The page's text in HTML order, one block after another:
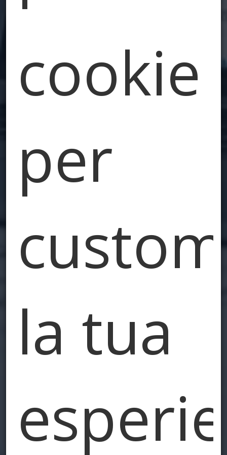
cookie
per
la tua